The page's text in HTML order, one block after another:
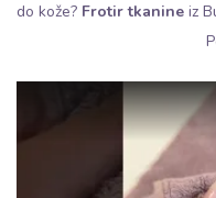
do kože? Frotir tkanine iz
potrebujete za svoje
udobnih domačih oblačil ali
metraža ne bo razočarala
Raziščite
ponudbi: